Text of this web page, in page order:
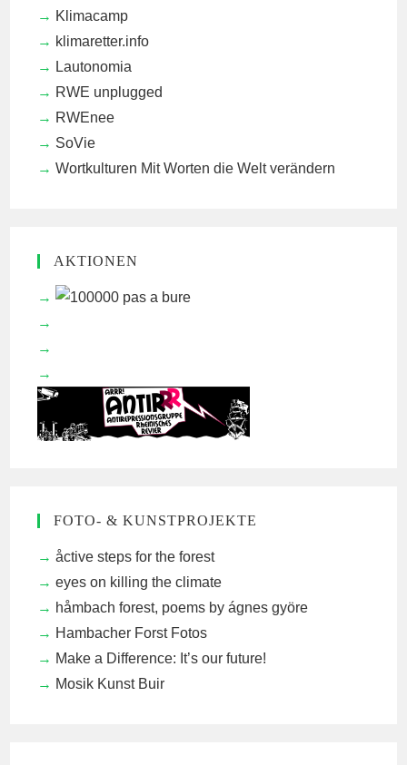
Klimacamp
klimaretter.info
Lautonomia
RWE unplugged
RWEnee
SoVie
Wortkulturen Mit Worten die Welt verändern
AKTIONEN
FOTO- & KUNSTPROJEKTE
åctive steps for the forest
eyes on killing the climate
håmbach forest, poems by ágnes györe
Hambacher Forst Fotos
Make a Difference: It’s our future!
Mosik Kunst Buir